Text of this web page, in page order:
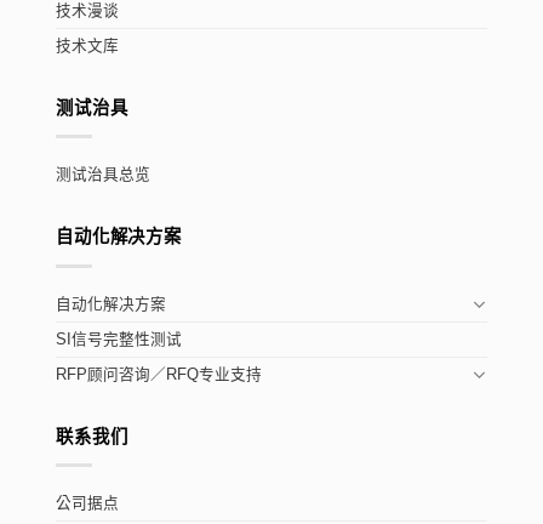
技术漫谈
技术文库
测试治具
测试治具总览
自动化解决方案
自动化解决方案
SI信号完整性测试
RFP顾问咨询／RFQ专业支持
联系我们
公司据点